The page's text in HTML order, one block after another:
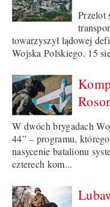
Przelot
towarzyszył lądowej
Wojska Polskiego. 15
W dwóch brygadach
44” – programu,
nasycenie batalionu
czterech kom...